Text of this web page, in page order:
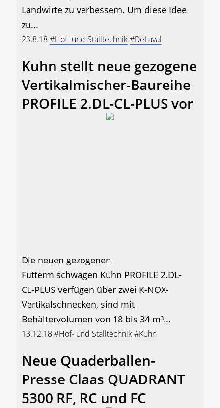
Landwirte zu verbessern. Um diese Idee
zu...
23.8.18#Hof- und Stalltechnik#DeLaval
Kuhn stellt neue gezogene
Vertikalmischer-Baureihe
PROFILE 2.DL-CL-PLUS vor
Die neuen gezogenen
Futtermischwagen Kuhn PROFILE 2.DL-
CL-PLUS verfügen über zwei K-NOX-
Vertikalschnecken, sind mit
Behältervolumen von 18 bis 34 m³...
13.12.18#Hof- und Stalltechnik#Kuhn
Neue Quaderballen-
Presse Claas QUADRANT
5300 RF, RC und FC